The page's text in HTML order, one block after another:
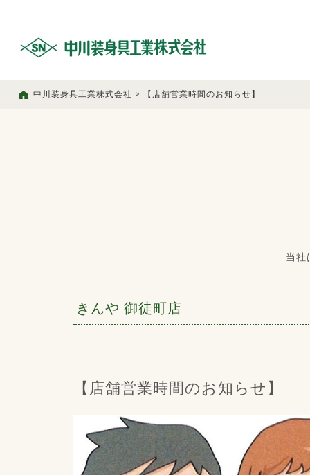
中川装身具工業株式会社 > 【店舗営業時間のお知らせ】
当社
きんや 御徒町店
【店舗営業時間のお知らせ】